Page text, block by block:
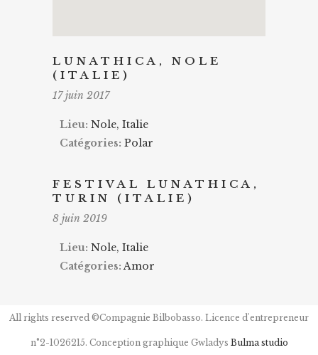
LUNATHICA, NOLE
(ITALIE)
17 juin 2017
Lieu: Nole, Italie
Catégories: Polar
FESTIVAL LUNATHICA,
TURIN (ITALIE)
8 juin 2019
Lieu: Nole, Italie
Catégories: Amor
All rights reserved ©Compagnie Bilbobasso. Licence d'entrepreneur
n°2-1026215. Conception graphique Gwladys Bulma studio